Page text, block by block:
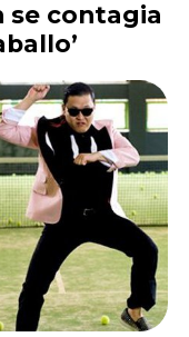
se contagia